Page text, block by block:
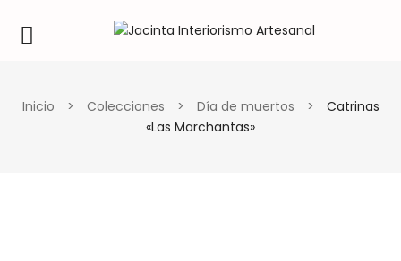
Inicio > Colecciones > Día de muertos >
Catrinas
«Las Marchantas»